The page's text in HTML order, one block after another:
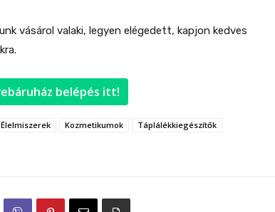
vásárol valaki, legyen elégedett, kapjon kedves
belépés itt!
Élelmiszerek Kozmetikumok
Táplálékkiegészítők